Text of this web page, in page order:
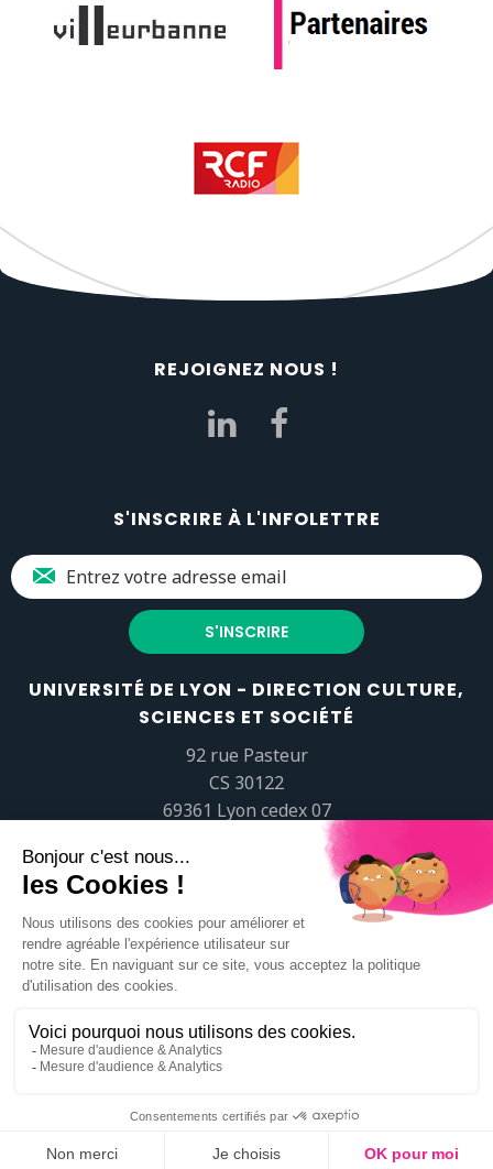
REJOIGNEZ NOUS !
S'INSCRIRE À L'INFOLETTRE
UNIVERSITÉ DE LYON - DIRECTION CULTURE,
SCIENCES ET SOCIÉTÉ
92 rue Pasteur
CS 30122
69361 Lyon cedex 07
popsciences@universite-lyon.fr
Tél.+33 (0)4 37 37 82 01
https://www.youtube.com/embed/Qm-prNOXepo